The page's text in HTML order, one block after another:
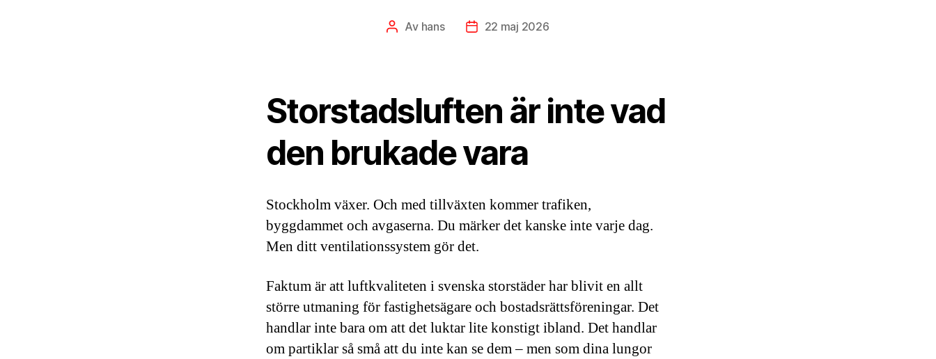
Inläggsförfattare
Av hans Inläggsdatum
22 maj 2026
Storstadsluften är inte vad
den brukade vara
Stockholm växer. Och med tillväxten kommer trafiken,
byggdammet och avgaserna. Du märker det kanske inte varje dag.
Men ditt ventilationssystem gör det.
Faktum är att luftkvaliteten i svenska storstäder har blivit en allt
större utmaning för fastighetsägare och bostadsrättsföreningar. Det
handlar inte bara om att det luktar lite konstigt ibland. Det handlar
om partiklar så små att du inte kan se dem – men som dina lungor